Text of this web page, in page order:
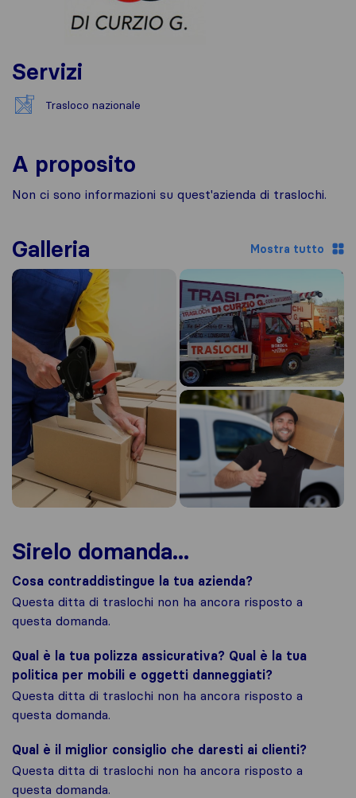
Servizi
Trasloco nazionale
A proposito
Non ci sono informazioni su quest'azienda di traslochi.
Galleria Mostra tutto
Sirelo domanda...
Cosa contraddistingue la tua azienda?
Questa ditta di traslochi non ha ancora risposto a
questa domanda.
Qual è la tua polizza assicurativa? Qual è la tua
politica per mobili e oggetti danneggiati?
Questa ditta di traslochi non ha ancora risposto a
questa domanda.
Qual è il miglior consiglio che daresti ai clienti?
Questa ditta di traslochi non ha ancora risposto a
questa domanda.